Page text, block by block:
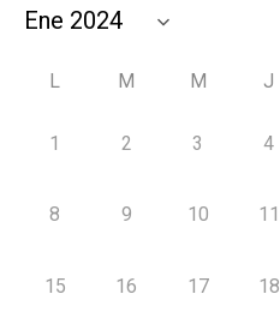
L M M J
1 2 3 4
8 9 10 11
15 16 17 18